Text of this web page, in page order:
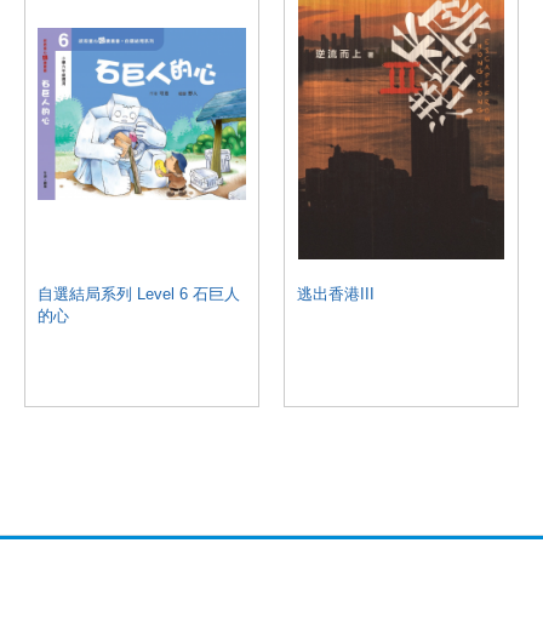
自選結局系列 Level 6 石巨人
的心
逃出香港III